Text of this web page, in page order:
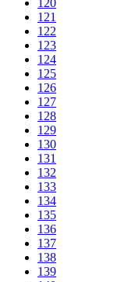
121
122
123
124
125
126
127
128
129
130
131
132
133
134
135
136
137
138
139